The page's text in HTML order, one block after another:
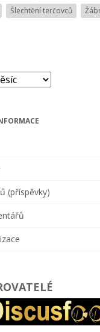
Šlechtění terčovců
(příspěvky)